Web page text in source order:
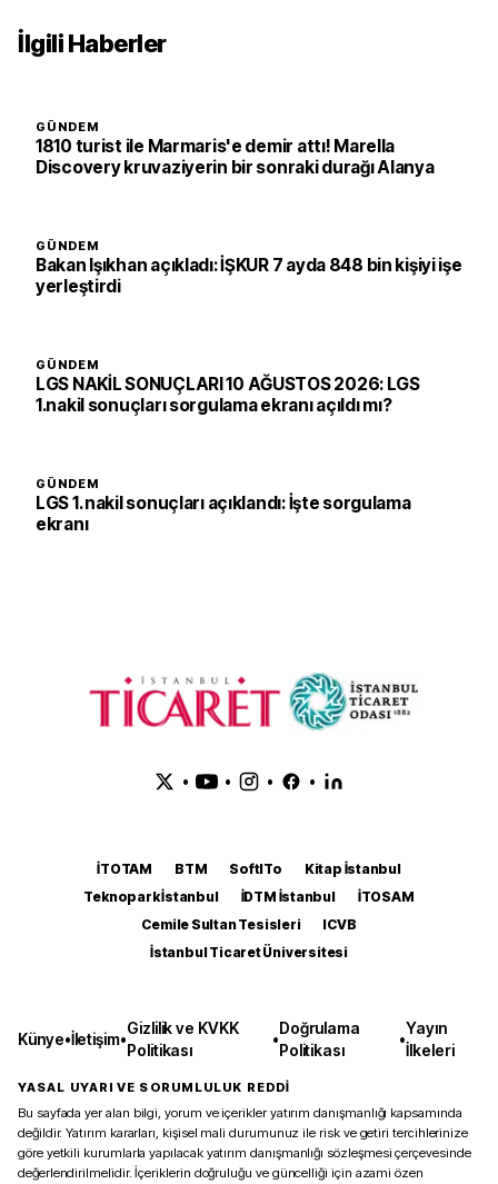
İlgili Haberler
GÜNDEM
1810 turist ile Marmaris'e demir attı! Marella
Discovery kruvaziyerin bir sonraki durağı Alanya
GÜNDEM
Bakan Işıkhan açıkladı: İŞKUR 7 ayda 848 bin kişiyi işe
yerleştirdi
GÜNDEM
LGS NAKİL SONUÇLARI 10 AĞUSTOS 2026: LGS
1.nakil sonuçları sorgulama ekranı açıldı mı?
GÜNDEM
LGS 1. nakil sonuçları açıklandı: İşte sorgulama
ekranı
• • • •
İTOTAM BTM SoftITo
Kitap İstanbul
Teknopark İstanbul
İDTM İstanbul
İTOSAM
Cemile Sultan Tesisleri
ICVB
İstanbul Ticaret Üniversitesi
Künye•İletişim•
Gizlilik ve KVKK
Politikası
•
Doğrulama
Politikası
•
Yayın
İlkeleri
YASAL UYARI VE SORUMLULUK REDDİ
Bu sayfada yer alan bilgi, yorum ve içerikler yatırım danışmanlığı kapsamında
değildir. Yatırım kararları, kişisel mali durumunuz ile risk ve getiri tercihlerinize
göre yetkili kurumlarla yapılacak yatırım danışmanlığı sözleşmesi çerçevesinde
değerlendirilmelidir. İçeriklerin doğruluğu ve güncelliği için azami özen